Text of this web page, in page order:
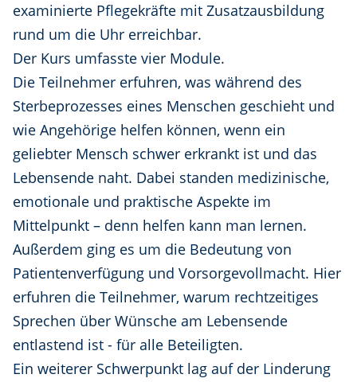
examinierte Pflegekräfte mit Zusatzausbildung
rund um die Uhr erreichbar.
Der Kurs umfasste vier Module.
Die Teilnehmer erfuhren, was während des
Sterbeprozesses eines Menschen geschieht und
wie Angehörige helfen können, wenn ein
geliebter Mensch schwer erkrankt ist und das
Lebensende naht. Dabei standen medizinische,
emotionale und praktische Aspekte im
Mittelpunkt – denn helfen kann man lernen.
Außerdem ging es um die Bedeutung von
Patientenverfügung und Vorsorgevollmacht. Hier
erfuhren die Teilnehmer, warum rechtzeitiges
Sprechen über Wünsche am Lebensende
entlastend ist - für alle Beteiligten.
Ein weiterer Schwerpunkt lag auf der Linderung